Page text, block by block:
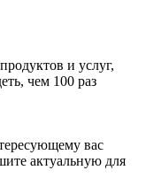
и услуг,
чем 100 раз
вас
актуальную для